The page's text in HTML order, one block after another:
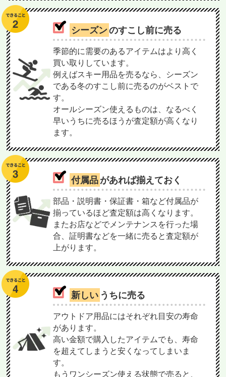
シーズンのすこし前に売る
季節的に需要のあるアイテムはより高く
買い取りしています。
例えばスキー用品を売るなら、シーズン
である冬のすこし前に売るのがベストで
す。
オールシーズン使えるものは、なるべく
早いうちに売るほうが査定額が高くなり
ます。
付属品があれば揃えておく
部品・説明書・保証書・箱など付属品が
揃っているほど査定額は高くなります。
またお店などでメンテナンスを行った場
合、証明書などを一緒に売ると査定額が
上がります。
新しい うちに売る
アウトドア用品にはそれぞれ目安の寿命
があります。
高い金額で購入したアイテムでも、寿命
を超えてしまうと安くなってしまいま
す。
もうワンシーズン使える状態で売ると、